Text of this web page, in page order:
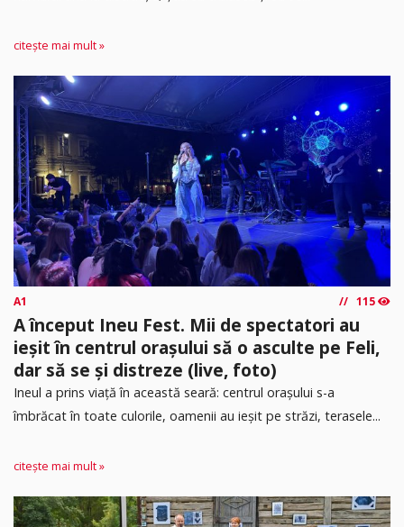
citește mai mult »
A1 115
A început Ineu Fest. Mii de spectatori au
ieșit în centrul orașului să o asculte pe Feli,
dar să se și distreze (live, foto)
Ineul a prins viață în această seară: centrul orașului s-a
îmbrăcat în toate culorile, oamenii au ieșit pe străzi, terasele...
citește mai mult »